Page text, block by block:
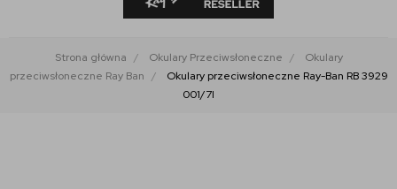
Strona główna Okulary Przeciwsłoneczne
Okulary
przeciwsłoneczne Ray Ban
Okulary przeciwsłoneczne Ray-Ban RB 3929
001/7I